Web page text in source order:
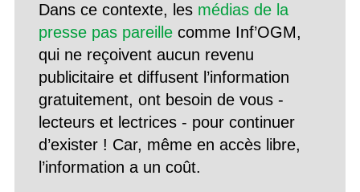
Dans ce contexte, les médias de la
presse pas pareillecomme Inf’OGM,
qui ne reçoivent aucun revenu
publicitaire et diffusent l’information
gratuitement, ont besoin de vous -
lecteurs et lectrices - pour continuer
d’exister ! Car, même en accès libre,
l’information a un coût.